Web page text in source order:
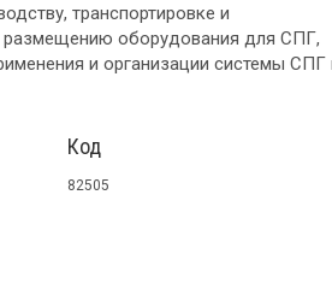
транспортировке и
оборудования для СПГ,
и организации системы СПГ
Код
82505